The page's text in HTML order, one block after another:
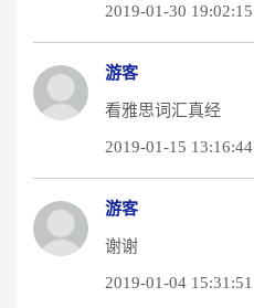
2019-01-30 19:02:15
游客
看雅思词汇真经
2019-01-15 13:16:44
游客
谢谢
2019-01-04 15:31:51